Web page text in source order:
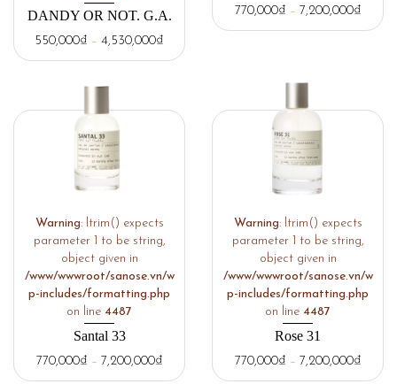
DANDY OR NOT. G.A.
550,000₫ – 4,530,000₫
770,000₫ – 7,200,000₫
Warning: ltrim() expects
parameter 1 to be string,
object given in
/www/wwwroot/sanose.vn/w
p-includes/formatting.php
on line 4487
Santal 33
770,000₫ – 7,200,000₫
Warning: ltrim() expects
parameter 1 to be string,
object given in
/www/wwwroot/sanose.vn/w
p-includes/formatting.php
on line 4487
Rose 31
770,000₫ – 7,200,000₫